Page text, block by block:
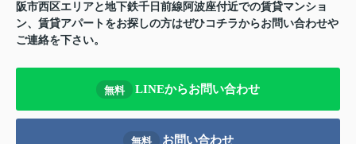
阪市西区エリアと地下鉄千日前線阿波座付近での賃貸マンショ
ン、賃貸アパートをお探しの方はぜひコチラからお問い合わせや
ご連絡を下さい。
無料 LINEからお問い合わせ
無料 お問い合わせ